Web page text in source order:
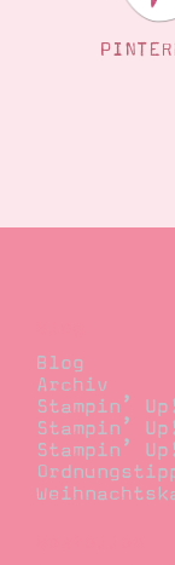
Blog
Archiv
Stampin’
Stampin’
Stampin’